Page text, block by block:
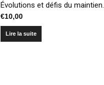
Évolutions et défis du
€10,00
Lire la suite